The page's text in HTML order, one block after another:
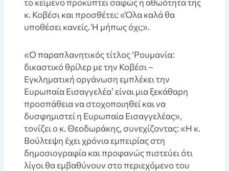
το κείμενο προκύπτει σαφώς η αθωότητα της
κ. Κοβέσι και προσθέτει: «Όλα καλά θα
υποθέσει κανείς. Ή μήπως όχι;».
«Ο παραπλανητικός τίτλος ‘Ρουμανία:
δικαστικό θρίλερ με την Κοβέσι –
Εγκληματική οργάνωση εμπλέκει την
Ευρωπαία Εισαγγελέα’ είναι μια ξεκάθαρη
προσπάθεια να στοχοποιηθεί και να
δυσφημιστεί η Ευρωπαία Εισαγγελέας»,
τονίζει ο κ. Θεοδωράκης, συνεχίζοντας: «Η κ.
Βούλτεψη έχει χρόνια εμπειρίας στη
δημοσιογραφία και προφανώς πιστεύει ότι
λίγοι θα εμβαθύνουν στο περιεχόμενο του